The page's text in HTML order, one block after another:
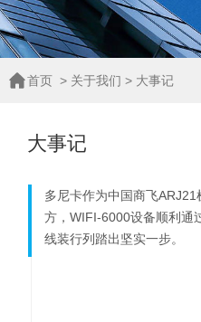
首页 > 关于我们 > 大事记
大事记
多尼卡作为中国商飞
方，WIFI-6000设备顺利通
线装行列踏出坚实一步。